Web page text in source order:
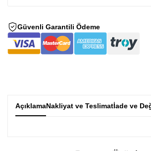
Güvenli Garantili Ödeme
AçıklamaNakliyat ve Teslimatİade ve